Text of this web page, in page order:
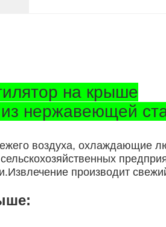
на крыше
нержавеющей
воздуха, охлаждающие
производит